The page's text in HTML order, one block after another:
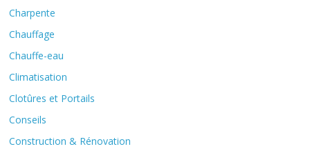
Charpente
Chauffage
Chauffe-eau
Climatisation
Clotûres et Portails
Conseils
Construction & Rénovation